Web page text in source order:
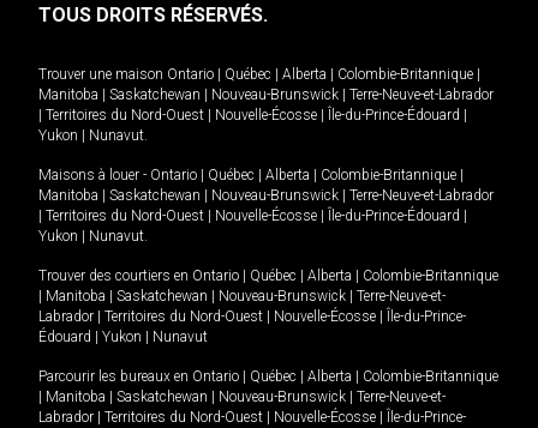
TOUS DROITS RÉSERVÉS.
Trouver une maison Ontario Québec Alberta Colombie-Britannique
Manitoba
Saskatchewan Nouveau-Brunswick
Terre-Neuve-et-Labrador
Territoires du Nord-Ouest Nouvelle-Écosse Île-du-Prince-Édouard
Yukon
Nunavut.
Maisons à louer - Ontario Québec Alberta Colombie-Britannique
Manitoba
Saskatchewan Nouveau-Brunswick
Terre-Neuve-et-Labrador
Territoires du Nord-Ouest Nouvelle-Écosse Île-du-Prince-Édouard
Yukon
Nunavut.
Trouver des courtiers en Ontario Québec Alberta
Colombie-Britannique
Manitoba Saskatchewan Nouveau-Brunswick
Terre-Neuve-et-
Labrador
Territoires du Nord-Ouest Nouvelle-Écosse
Île-du-Prince-
Édouard
Yukon Nunavut
Parcourir les bureaux en Ontario Québec Alberta
Colombie-Britannique
Manitoba Saskatchewan Nouveau-Brunswick
Terre-Neuve-et-
Labrador
Territoires du Nord-Ouest Nouvelle-Écosse
Île-du-Prince-